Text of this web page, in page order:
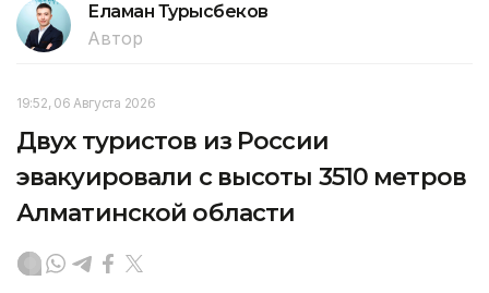
Еламан Турысбеков
Автор
19:52, 06 Августа 2026
Двух туристов из России
эвакуировали с высоты 3510 метров
Алматинской области